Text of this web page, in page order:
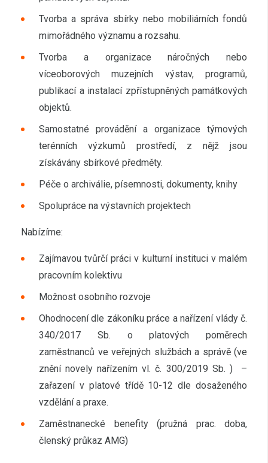
Tvorba a správa sbírky nebo mobiliárních fondů
mimořádného významu a rozsahu.
Tvorba a organizace náročných nebo
víceoborových muzejních výstav, programů,
publikací a instalací zpřístupněných památkových
objektů.
Samostatné provádění a organizace týmových
terénních výzkumů prostředí, z nějž jsou
získávány sbírkové předměty.
Péče o archiválie, písemnosti, dokumenty, knihy
Spolupráce na výstavních projektech
Nabízíme:
Zajímavou tvůrčí práci v kulturní instituci v malém
pracovním kolektivu
Možnost osobního rozvoje
Ohodnocení dle zákoníku práce a nařízení vlády č.
340/2017 Sb. o platových poměrech
zaměstnanců ve veřejných službách a správě (ve
znění novely nařízením vl. č. 300/2019 Sb. ) –
zařazení v platové třídě 10-12 dle dosaženého
vzdělání a praxe.
Zaměstnanecké benefity (pružná prac. doba,
členský průkaz AMG)